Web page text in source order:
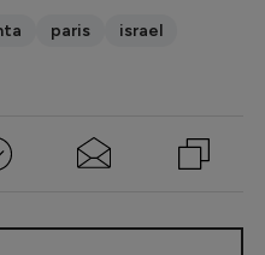
paris
israel